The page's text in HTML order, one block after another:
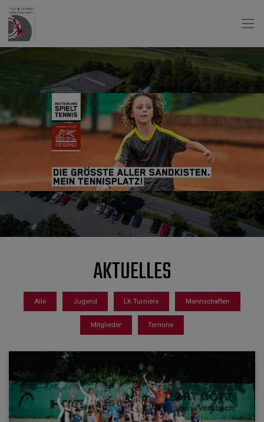
AKTUELLES
Alle Jugend LK Turniere Mannschaften
Mitglieder Termine